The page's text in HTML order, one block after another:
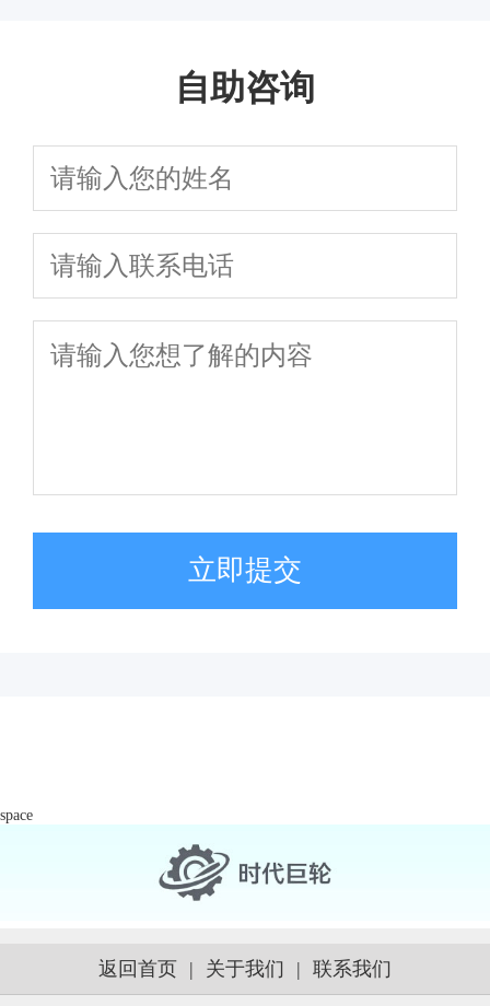
诉讼/协议离婚财
议，2026年最新法律指 议离婚与诉讼
产分割及子女
抚养权咨询，
免费评估离婚
一站式法律指南
团队在线免费咨
护航
自助咨询
立即提交
space
返回首页 | 关于我们 | 联系我们